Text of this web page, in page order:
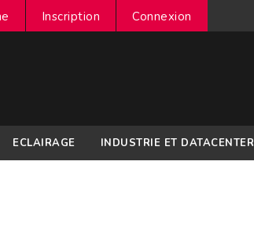
Inscription Connexion
ECLAIRAGE INDUSTRIE ET DATACENTER